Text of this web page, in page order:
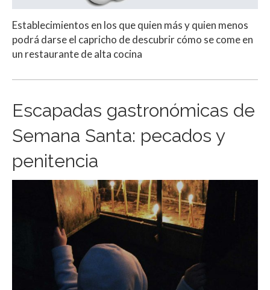
Establecimientos en los que quien más y quien menos
podrá darse el capricho de descubrir cómo se come en
un restaurante de alta cocina
Escapadas gastronómicas de
Semana Santa: pecados y
penitencia